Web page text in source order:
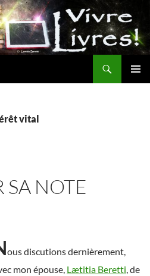
vital
SA NOTE
ous discutions dernièrement,
mon épouse, Lætitia Beretti , de